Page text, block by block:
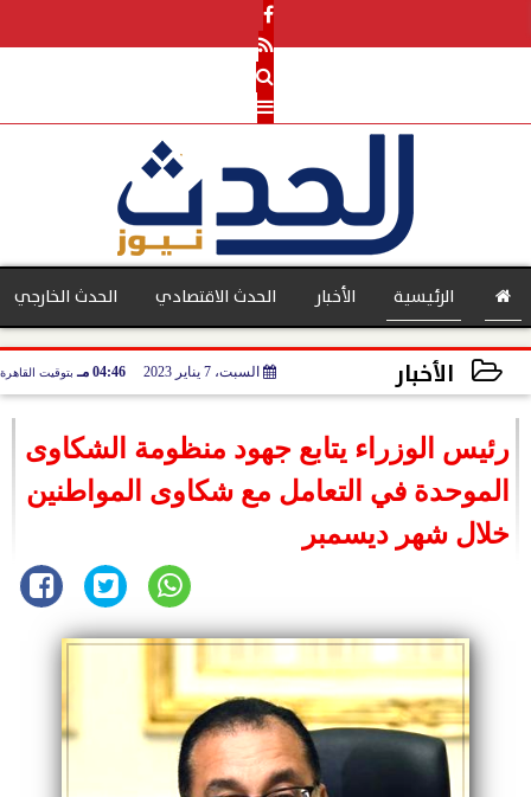
الرئيسية الأخبار الحدث الاقتصادي الحدث الخارجي
الأخبار السبت، 7 يناير 2023 04:46 مـ بتوقيت القاهرة
رئيس الوزراء يتابع جهود منظومة الشكاوى
الموحدة في التعامل مع شكاوى المواطنين
خلال شهر ديسمبر